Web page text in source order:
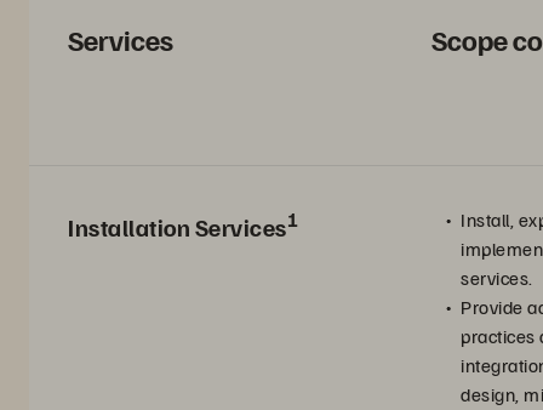
Services Scope
Installation Services1
Install,
services.
Provide
practices
design,